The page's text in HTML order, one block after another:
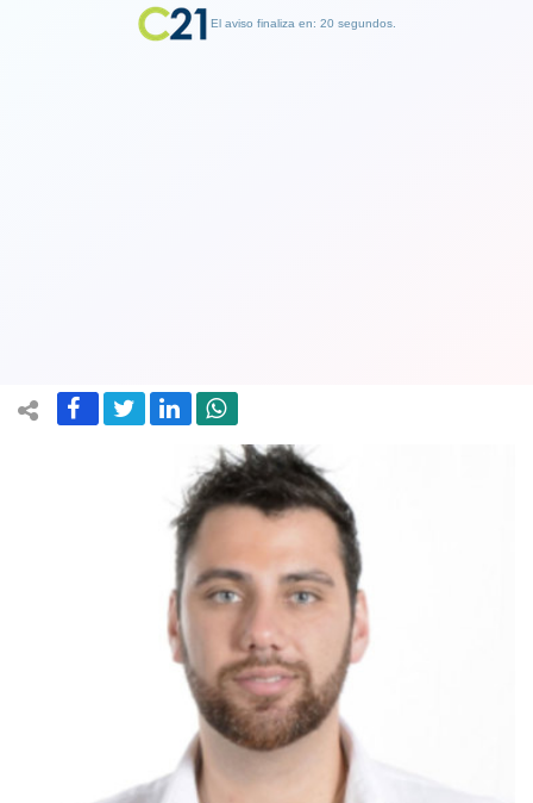
El aviso finaliza en: 19 segundos.